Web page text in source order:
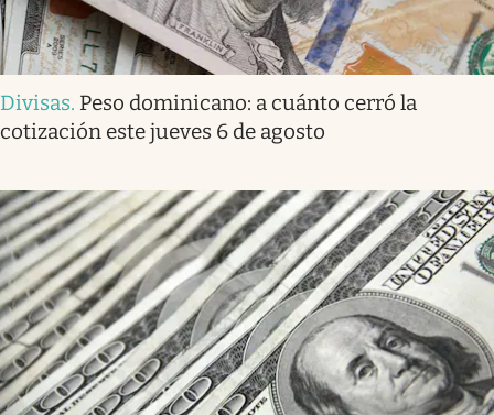
Divisas. Peso dominicano: a cuánto cerró la
cotización este jueves 6 de agosto